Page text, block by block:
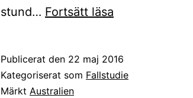
stund… Fortsätt läsa
Fyrarummaren
Publicerat den 22 maj 2016
Kategoriserat som Fallstudie
Märkt Australien